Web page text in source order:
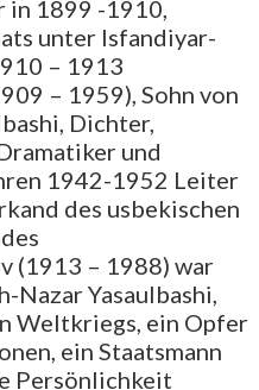
in 1899 -1910,
unter Isfandiyar-
– 1913
– 1959), Sohn von
Dichter,
und
1942-1952 Leiter
des usbekischen
(1913 – 1988) war
Nazar Yasaulbashi,
Weltkriegs, ein Opfer
ein Staatsmann
Persönlichkeit